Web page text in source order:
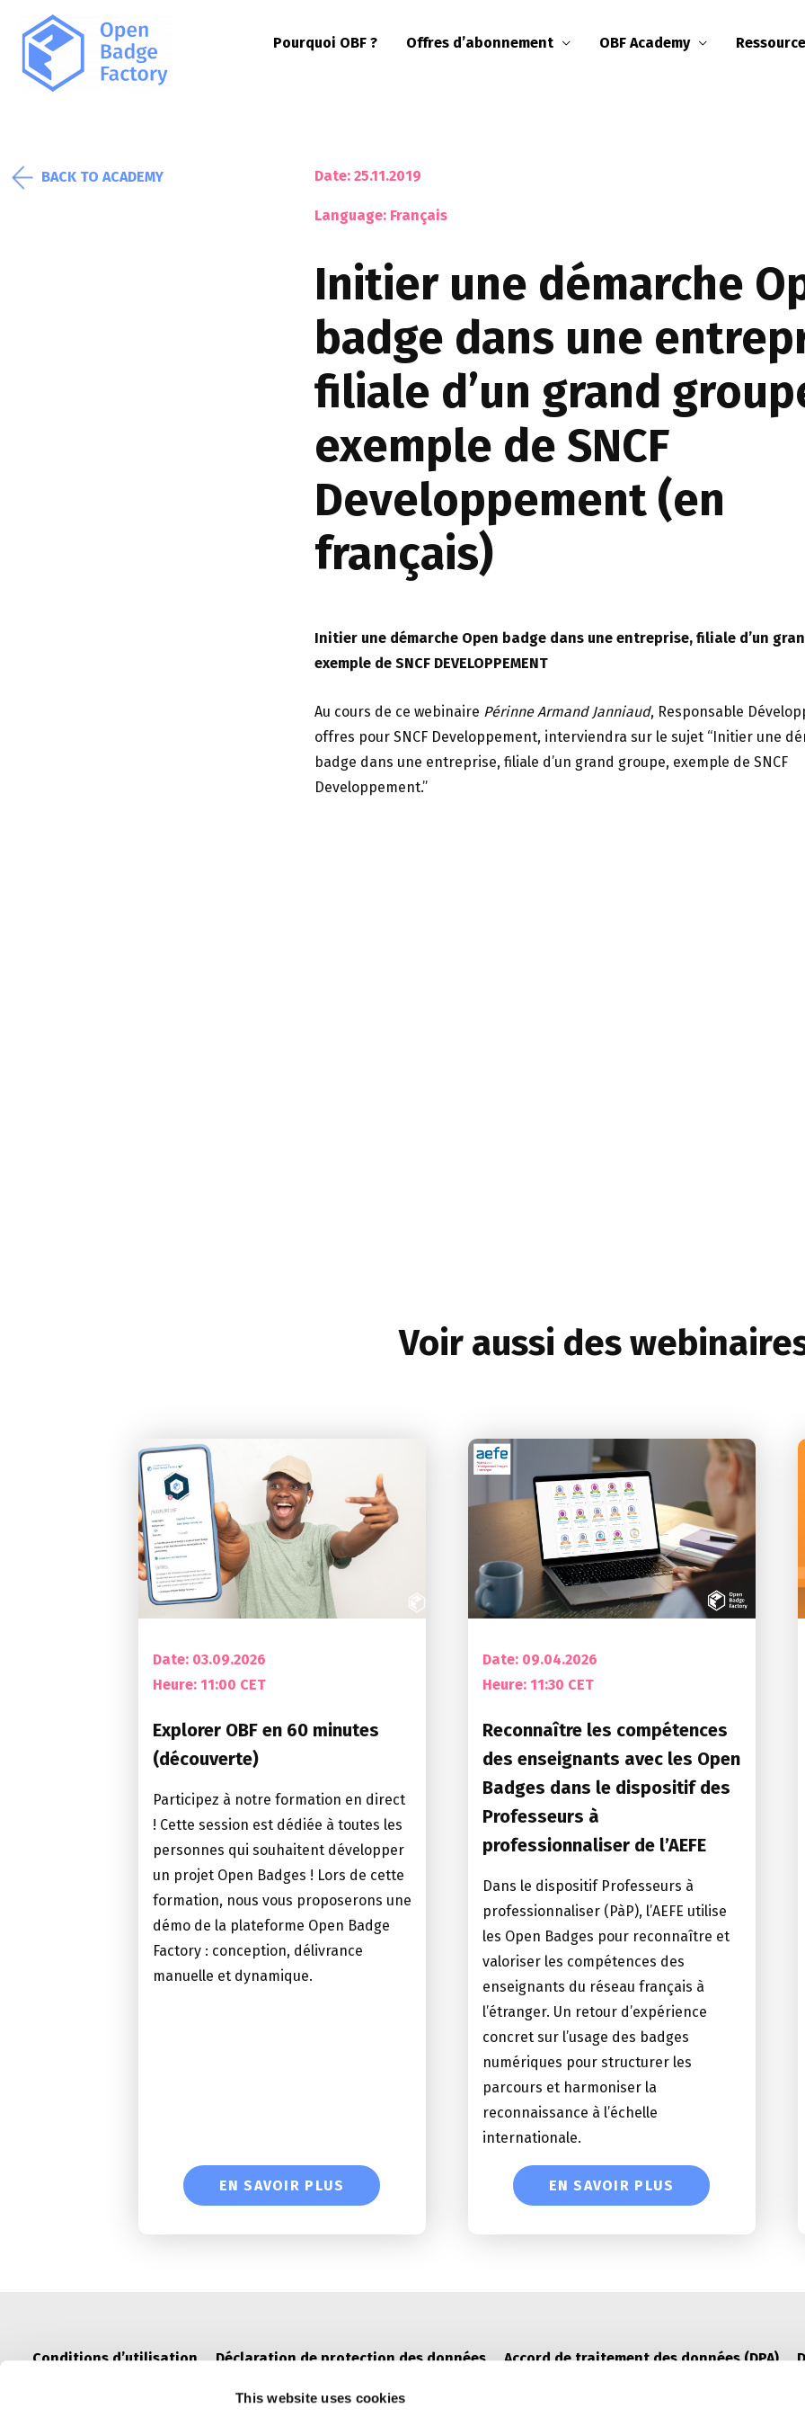
This website uses cookies
Pourquoi OBF ? Offres d’abonnement OBF Academy
BACK TO ACADEMY Date: 25.11.2019
Language: Français
Initier une démarche
badge dans une
filiale d’un grand
exemple de SNCF
Developpement (en
français)
Initier une démarche Open badge dans une entreprise, filiale d’un
exemple de SNCF DEVELOPPEMENT
Au cours de ce webinaire Périnne Armand Janniaud, Responsable
offres pour SNCF Developpement, interviendra sur le sujet “Initier une
badge dans une entreprise, filiale d’un grand groupe, exemple de SNCF
Developpement.”
Voir aussi des
Date: 03.09.2026
Heure: 11:00 CET
Explorer OBF en 60 minutes
(découverte)
Participez à notre formation en direct
! Cette session est dédiée à toutes les
personnes qui souhaitent développer
un projet Open Badges ! Lors de cette
formation, nous vous proposerons une
démo de la plateforme Open Badge
Factory : conception, délivrance
manuelle et dynamique.
EN SAVOIR PLUS
Date: 09.04.2026
Heure: 11:30 CET
Reconnaître les compétences
des enseignants avec les Open
Badges dans le dispositif des
Professeurs à
professionnaliser de l’AEFE
Dans le dispositif Professeurs à
professionnaliser (PàP), l’AEFE utilise
les Open Badges pour reconnaître et
valoriser les compétences des
enseignants du réseau français à
l’étranger. Un retour d’expérience
concret sur l’usage des badges
numériques pour structurer les
parcours et harmoniser la
reconnaissance à l’échelle
internationale.
EN SAVOIR PLUS
Conditions d’utilisation Déclaration de protection des données Accord de traitement des données (DPA)